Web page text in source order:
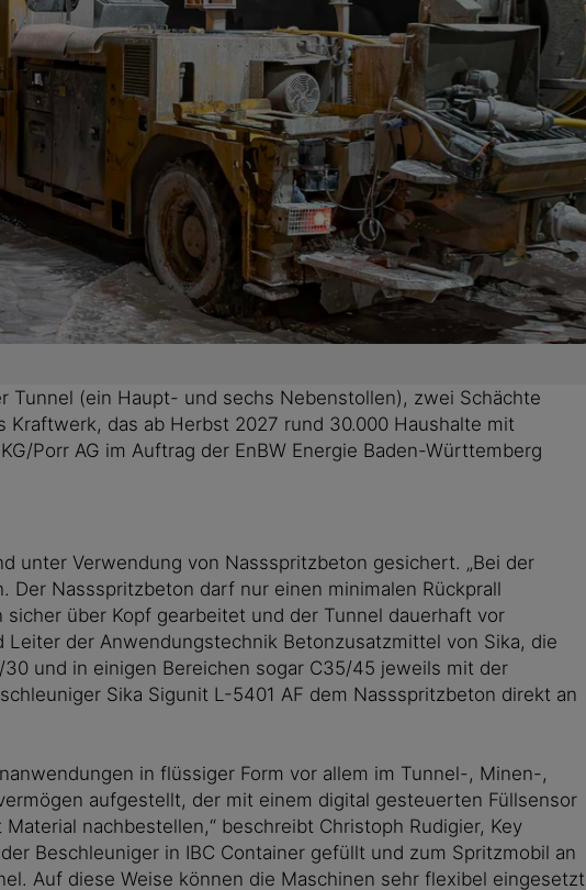
Tunnel (ein Haupt- und sechs Nebenstollen), zwei Schächte
das ab Herbst 2027 rund 30.000 Haushalte mit
Porr AG im Auftrag der EnBW Energie Baden-Württemberg
unter Verwendung von Nassspritzbeton gesichert. „Bei der
Nassspritzbeton darf nur einen minimalen Rückprall
über Kopf gearbeitet und der Tunnel dauerhaft vor
der Anwendungstechnik Betonzusatzmittel von Sika, die
und in einigen Bereichen sogar C35/45 jeweils mit der
Sika Sigunit L-5401 AF dem Nassspritzbeton direkt an
in flüssiger Form vor allem im Tunnel-, Minen-,
aufgestellt, der mit einem digital gesteuerten Füllsensor
nachbestellen,“ beschreibt Christoph Rudigier, Key
Beschleuniger in IBC Container gefüllt und zum Spritzmobil an
Auf diese Weise können die Maschinen sehr flexibel eingesetzt